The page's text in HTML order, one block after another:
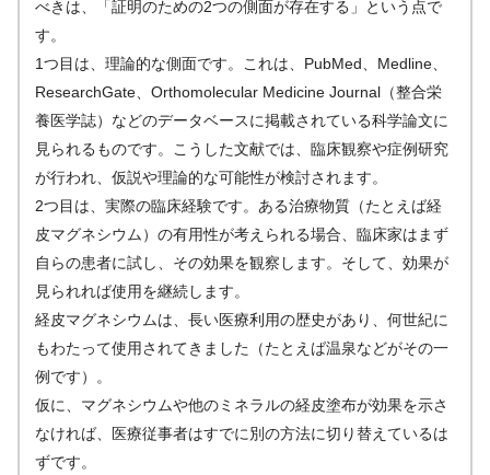
べきは、「証明のための2つの側面が存在する」という点で
す。
1つ目は、理論的な側面です。これは、PubMed、Medline、
ResearchGate、Orthomolecular Medicine Journal（整合栄
養医学誌）などのデータベースに掲載されている科学論文に
見られるものです。こうした文献では、臨床観察や症例研究
が行われ、仮説や理論的な可能性が検討されます。
2つ目は、実際の臨床経験です。ある治療物質（たとえば経
皮マグネシウム）の有用性が考えられる場合、臨床家はまず
自らの患者に試し、その効果を観察します。そして、効果が
見られれば使用を継続します。
経皮マグネシウムは、長い医療利用の歴史があり、何世紀に
もわたって使用されてきました（たとえば温泉などがその一
例です）。
仮に、マグネシウムや他のミネラルの経皮塗布が効果を示さ
なければ、医療従事者はすでに別の方法に切り替えているは
ずです。